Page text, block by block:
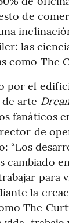
de
las
como The
por el
arte
fanáticos
de
“Los
cambiado
para
la
The